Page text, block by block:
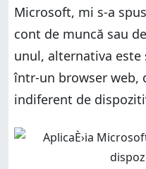
Microsoft, mi s-a
cont de muncă sau
unul, alternativa este
într-un browser web,
indiferent de